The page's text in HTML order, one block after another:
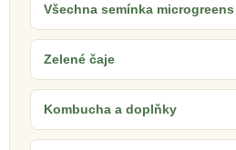
Všechna semínka microgreens
Zelené čaje
Kombucha a doplňky